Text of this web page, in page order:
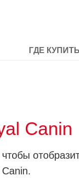
ГДЕ КУПИТЬ
Canin